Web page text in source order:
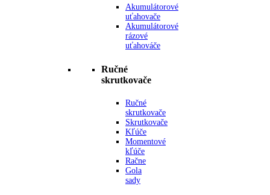
Akumulátorové
uťahovače
Akumulátorové
rázové
uťahováče
Ručné
skrutkovače
Ručné
skrutkovače
Skrutkovače
Kľúče
Momentové
kľúče
Račne
Gola
sady